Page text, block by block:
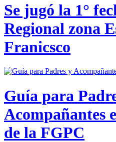
Se jugó la 1°
Regional zona
Franicsco
Guía para
Acompañantes
de la FGPC